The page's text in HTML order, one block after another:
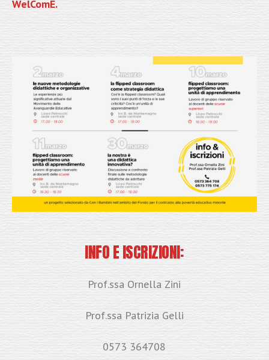
WelComE.
INFO E ISCRIZIONI:
Prof.ssa Ornella Zini
Prof.ssa Patrizia Gelli
0573 364708